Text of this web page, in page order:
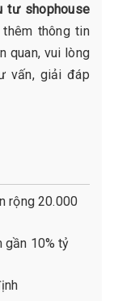
tư shophouse
thông tin
quan, vui lòng
vấn, giải đáp
rộng 20.000
gần 10% tỷ